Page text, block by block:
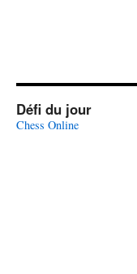
Défi du jour
Chess Online